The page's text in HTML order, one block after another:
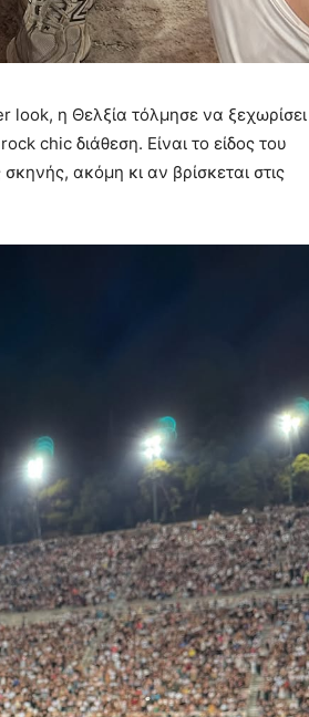
look, η Θελξία τόλμησε να ξεχωρίσει
chic διάθεση. Είναι το είδος του
ακόμη κι αν βρίσκεται στις